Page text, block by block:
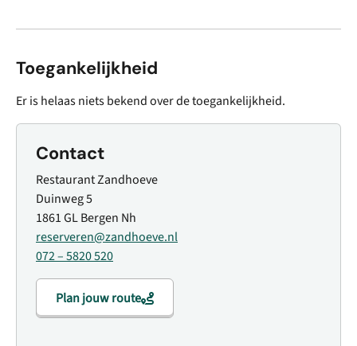
Toegankelijkheid
Er is helaas niets bekend over de toegankelijkheid.
Contact
Restaurant Zandhoeve
Duinweg 5
1861 GL Bergen Nh
reserveren@zandhoeve.nl
072 – 5820 520
Plan jouw route